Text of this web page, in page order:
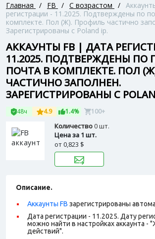
Главная / FB / С возрастом /
регистрации - 11.2025. Подтверждены по
комплекте. Пол (Ж). Профиль частично
Зарегистрированы с Poland ip.
АККАУНТЫ FB | ДАТА
11.2025. ПОДТВЕРЖДЕНЫ ПО
ПОЧТА В КОМПЛЕКТЕ. ПОЛ
ЧАСТИЧНО ЗАПОЛНЕН.
ЗАРЕГИСТРИРОВАНЫ С
48ч 4.9 1.4% 100+
Количество0 шт.
Цена за 1 шт.
от0,823 $
Описание.
Аккаунты FB зарегистрированы
Дата регистрации - 11.2025. Дату
можно найти в настройках аккаунта -
действий".